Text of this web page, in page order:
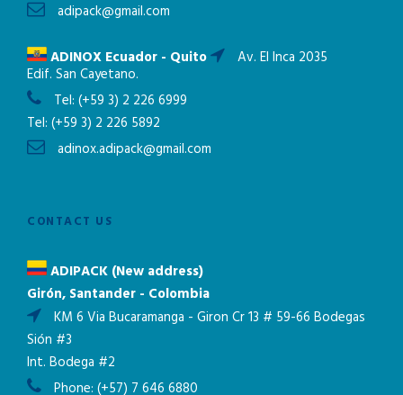
adipack@gmail.com
ADINOX Ecuador - Quito Av. El Inca 2035
Edif. San Cayetano.
Tel: (+59 3) 2 226 6999
Tel: (+59 3) 2 226 5892
adinox.adipack@gmail.com
CONTACT US
ADIPACK (New address)
Girón, Santander - Colombia
KM 6 Via Bucaramanga - Giron Cr 13 # 59-66 Bodegas
Sión #3
Int. Bodega #2
Phone: (+57) 7 646 6880